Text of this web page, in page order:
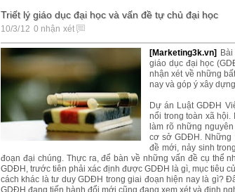
Triết lý giáo dục đại học và vấn đề tự chủ đại học
10/3/12 0 nhận xét
[Marketing3k.vn]
giáo dục đại học
nhận xét về những
nay và góp ý xây
Dự án Luật GDĐH
nổi trong toàn xã hội.
làm rõ những
cơ sở GDĐH. Những
đề mới, nảy sinh
đoạn đại chúng. Thực ra, để bàn về những vấn đề cụ thể
GDĐH, trước tiên phải xác định được GDĐH là gì, mục tiêu
cách khác là tư duy GDĐH trong giai đoạn hiện nay là gì?
GDĐH đang tiến hành đổi mới cũng đang xem xét và định